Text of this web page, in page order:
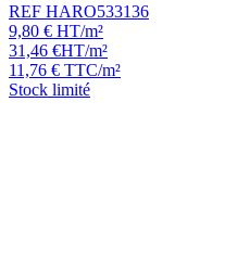
REF HARO533136
9,80 € HT/m²
31,46 €HT/m²
11,76 € TTC/m²
Stock limité